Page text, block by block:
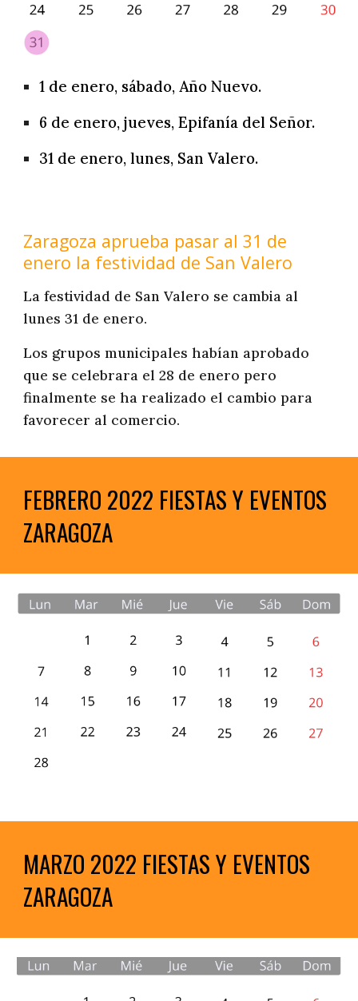
1 de enero, sábado, Año Nuevo.
6 de enero, jueves, Epifanía del Señor.
31 de enero, lunes, San Valero.
Zaragoza aprueba pasar al 31 de
enero la festividad de San Valero
La festividad de San Valero se cambia al
lunes 31 de enero.
Los grupos municipales habían aprobado
que se celebrara el 28 de enero pero
finalmente se ha realizado el cambio para
favorecer al comercio.
FEBRERO 2022 FIESTAS Y EVENTOS
ZARAGOZA
MARZO 2022 FIESTAS Y EVENTOS
ZARAGOZA